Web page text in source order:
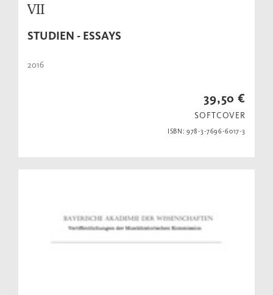
VII
STUDIEN - ESSAYS
2016
39,50 €
SOFTCOVER
ISBN: 978-3-7696-6017-3